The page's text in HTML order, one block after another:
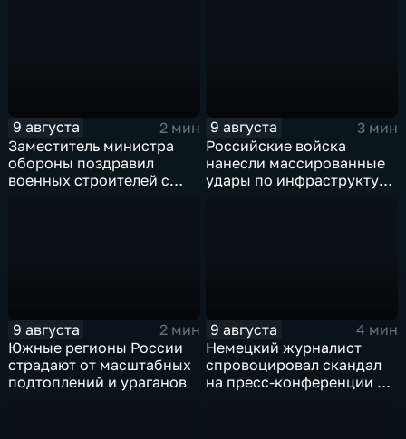
9 августа
2 мин
Заместитель министра
обороны поздравил
военных строителей с
9 августа
3 мин
Российские войска
нанесли массированные
удары по инфраструктуре
9 августа
2 мин
Южные регионы России
страдают от масштабных
подтоплений и ураганов
9 августа
4 мин
Немецкий журналист
спровоцировал скандал
на пресс-конференции в